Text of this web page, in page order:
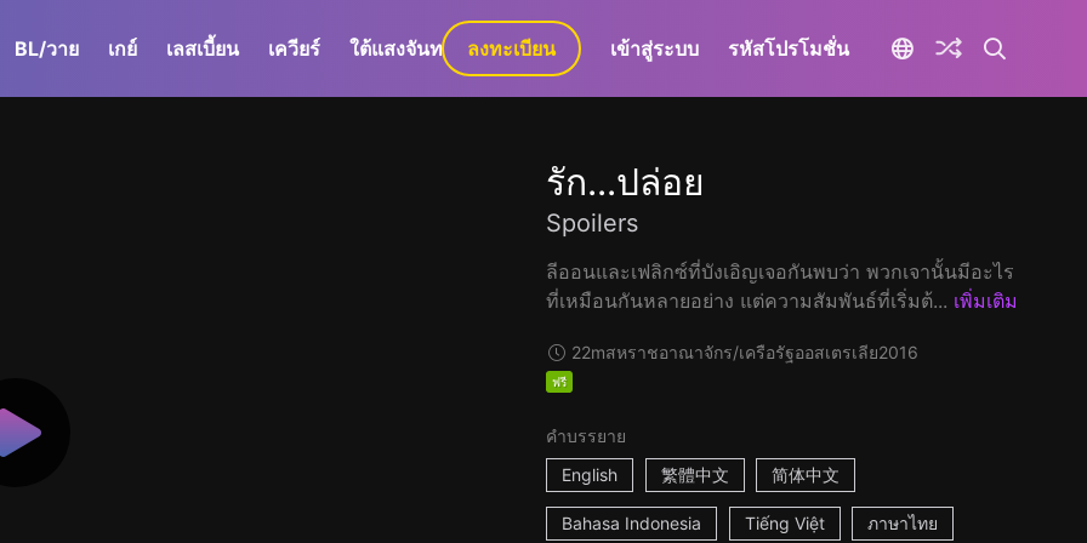
BL/วาย เกย์ เลสเบี้ยน เควียร์ ใต้แสงจันทร์ GaLa+
ลงทะเบียน เข้าสู่ระบบ รหัสโปรโมชั่น
รัก...ปล่อย
Spoilers
ลีออนและเฟลิกซ์ที่บังเอิญเจอกันพบว่า พวกเจานั้นมีอะไร
ที่เหมือนกันหลายอย่าง แต่ความสัมพันธ์ที่เริ่มต้... เพิ่มเติม
22mสหราชอาณาจักร/เครือรัฐออสเตรเลีย2016
ฟรี
คำบรรยาย
English
繁體中文 简体中文
Bahasa Indonesia Tiếng Việt ภาษาไทย